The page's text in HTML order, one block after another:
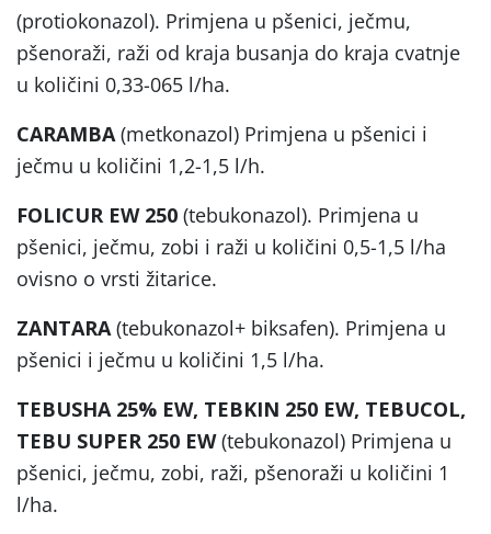
(protiokonazol). Primjena u pšenici, ječmu,
pšenoraži, raži od kraja busanja do kraja cvatnje
u količini 0,33-065 l/ha.
CARAMBA (metkonazol) Primjena u pšenici i
ječmu u količini 1,2-1,5 l/h.
FOLICUR EW 250 (tebukonazol). Primjena u
pšenici, ječmu, zobi i raži u količini 0,5-1,5 l/ha
ovisno o vrsti žitarice.
ZANTARA (tebukonazol+ biksafen). Primjena u
pšenici i ječmu u količini 1,5 l/ha.
TEBUSHA 25% EW, TEBKIN 250 EW, TEBUCOL,
TEBU SUPER 250 EW(tebukonazol) Primjena u
pšenici, ječmu, zobi, raži, pšenoraži u količini 1
l/ha.